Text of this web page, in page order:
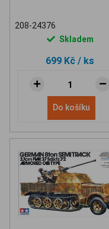
208-24376
Skladem
699 Kč / ks
Do košíku